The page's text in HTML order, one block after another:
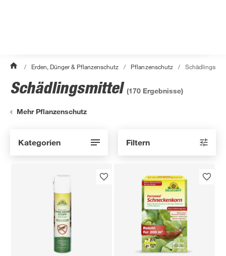
/ Erden, Dünger & Pflanzenschutz / Pflanzenschutz /
Schädlingsmittel (170 Ergebnisse)
Mehr Pflanzenschutz
Kategorien Filtern